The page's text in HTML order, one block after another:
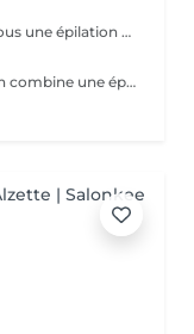
Épilation à la cire Lèvre + Sourcils Offrez-vous une épilation délicate et efficace de la lèvre et des sourcils avec notre cire à base de zinc, idéale pour les peaux sensibles. Deux types de cires sont disponibles pour répondre à vos besoins : Cire chaude : idéale pour une épilation plus rapide et efficace. Cire froide (avec ou sans bandes) : une option plus douce, parfaite pour les peaux les plus sensibles. Les deux types de cire garantissent une élimination nette des poils tout en respectant votre peau. Parfaite pour une finition précise, elle sublime vos traits et laisse votre peau douce et soyeuse.
Épilation Sourcils + Henné Cette prestation combine une épilation précise des sourcils avec une application de henné, qui, en plus de colorer les poils, teint légèrement la peau pour un effet plus rempli et naturel. Contrairement à la teinture, le henné offre un rendu plus dense et durable, parfait pour structurer et sublimer le regard.